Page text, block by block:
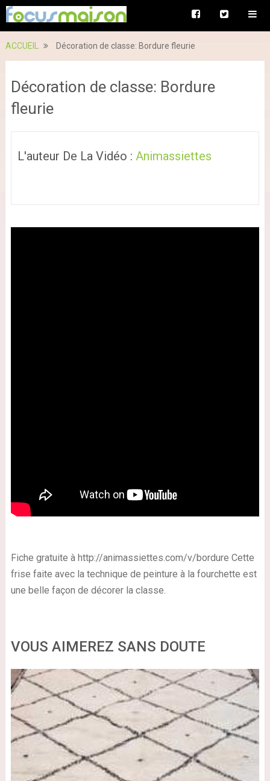
ACCUEIL Décoration de classe: Bordure fleurie
Décoration de classe: Bordure
fleurie
L'auteur De La Vidéo : Animassiettes
Fiche gratuite à http://animassiettes.com/v/bordure Cette
frise faite avec la technique de peinture à la fourchette est
une belle façon de décorer la classe.
VOUS AIMEREZ SANS DOUTE